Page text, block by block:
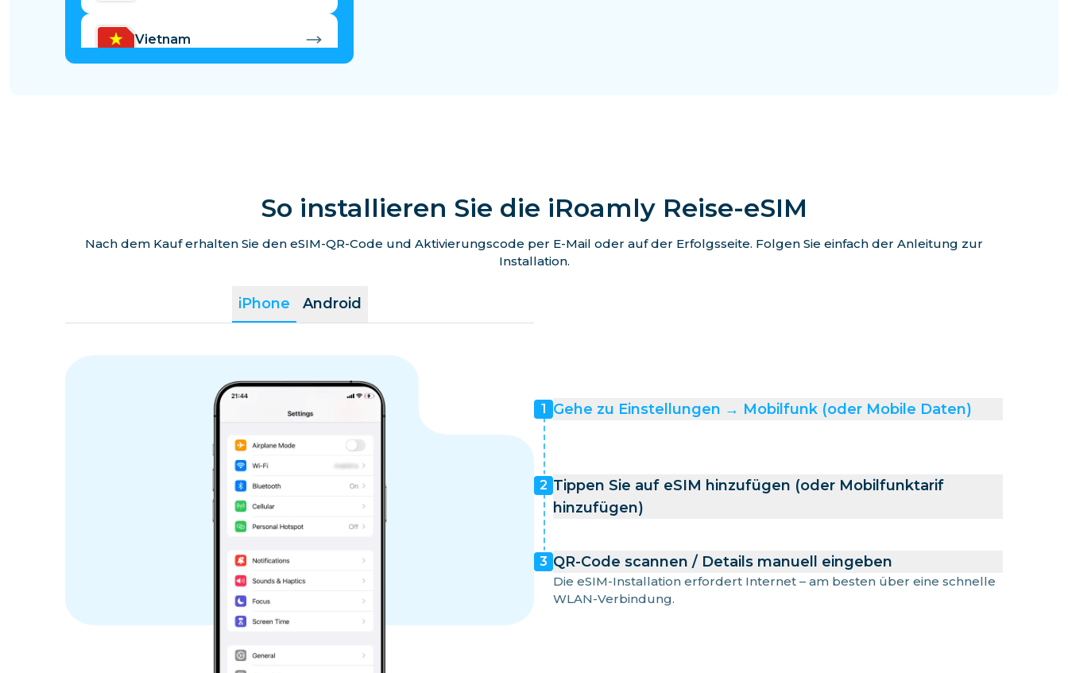
Vietnam
Indonesien
So installieren Sie die iRoamly Reise-eSIM
Nach dem Kauf erhalten Sie den eSIM-QR-Code und Aktivierungscode per E-Mail oder auf der Erfolgsseite. Folgen Sie einfach der Anleitung zur
Installation.
iPhone Android
1 Gehe zu Einstellungen → Mobilfunk (oder Mobile Daten)
2 Tippen Sie auf eSIM hinzufügen (oder Mobilfunktarif
hinzufügen)
3 QR-Code scannen / Details manuell eingeben
Die eSIM-Installation erfordert Internet – am besten über eine schnelle
WLAN-Verbindung.